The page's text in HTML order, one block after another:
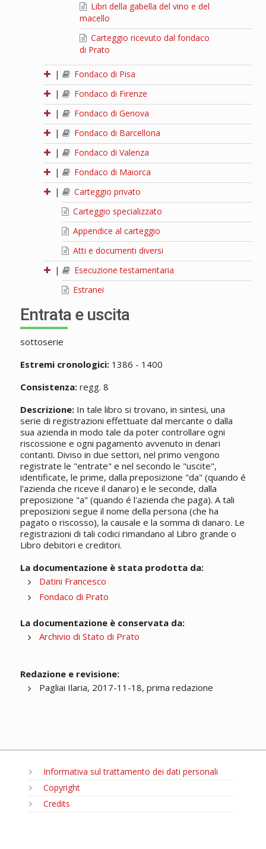
Libri della gabella del vino e del
macello
Carteggio ricevuto dal fondaco
di Prato
|
Fondaco di Pisa
|
Fondaco di Firenze
|
Fondaco di Genova
|
Fondaco di Barcellona
|
Fondaco di Valenza
|
Fondaco di Maiorca
|
Carteggio privato
Carteggio specializzato
Appendice al carteggio
Atti e documenti diversi
|
Esecuzione testamentaria
Estranei
Entrata e uscita
sottoserie
Estremi cronologici:1386 - 1400
Consistenza:regg. 8
Descrizione:In tale libro si trovano, in sintesi, una
serie di registrazioni effettuate dal mercante o dalla
sua azienda in modo tale da poter controllare ogni
riscossione e ogni pagamento avvenuto in denari
contanti. Diviso in due settori, nel primo vengono
registrate le "entrate" e nel secondo le "uscite",
identificate, le prime, dalla preposizione "da" (quando é
l'azienda che riceve il danaro) e le seconde, dalla
preposizione "a" (quando é l'azienda che paga). A tali
preposizioni segue il nome della persona (che ha
pagato o riscosso), la causale e la somma di danaro. Le
registrazioni di tali codici rimandano al Libro grande o
Libro debitori e creditori.
La documentazione è stata prodotta da:
Datini Francesco
Fondaco di Prato
La documentazione è conservata da:
Archivio di Stato di Prato
Redazione e revisione:
Pagliai Ilaria, 2017-11-18, prima redazione
Informativa sul trattamento dei dati personali
Copyright
Credits